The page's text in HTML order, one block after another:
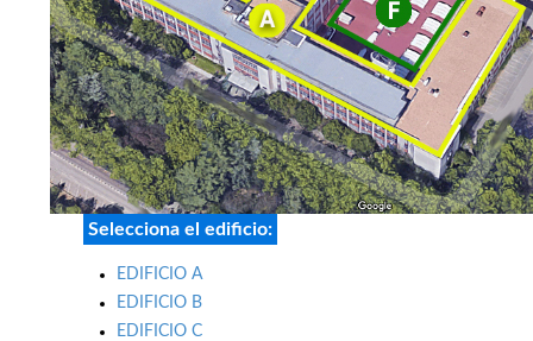
Selecciona el edificio:
EDIFICIO A
EDIFICIO B
EDIFICIO C